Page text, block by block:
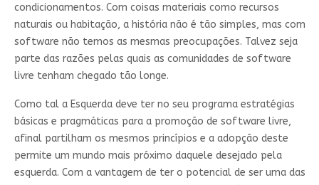
condicionamentos. Com coisas materiais como recursos
naturais ou habitação, a história não é tão simples, mas com
software não temos as mesmas preocupações. Talvez seja
parte das razões pelas quais as comunidades de software
livre tenham chegado tão longe.
Como tal a Esquerda deve ter no seu programa estratégias
básicas e pragmáticas para a promoção de software livre,
afinal partilham os mesmos princípios e a adopção deste
permite um mundo mais próximo daquele desejado pela
esquerda. Com a vantagem de ter o potencial de ser uma das